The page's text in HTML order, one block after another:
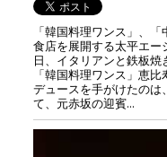
「韓国料理ワンス」、
食店を展開する太平エー
日、イタリアンと鉄板
「韓国料理ワンス」恵
デュースを手がけたのは
て、元赤坂の迎賓...